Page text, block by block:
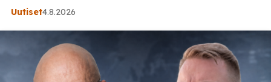
oma, paisuva ego.
Uutiset4.8.2026